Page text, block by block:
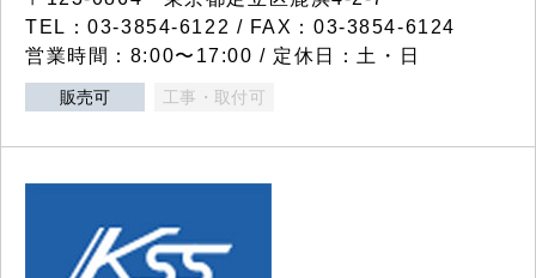
TEL：03-3854-6122 / FAX：03-3854-6124
営業時間：8:00〜17:00 / 定休日：土・日
販売可 工事・取付可